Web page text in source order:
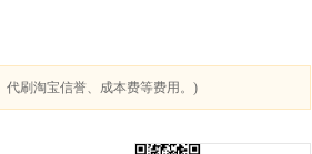
代刷淘宝信誉、成本费等费用。)